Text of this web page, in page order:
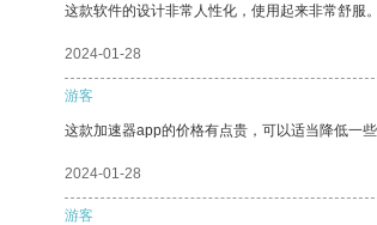
这款软件的设计非常人性化，使用起来非常舒服。
2024-01-28
游客
这款加速器app的价格有点贵，可以适当降低一
2024-01-28
游客